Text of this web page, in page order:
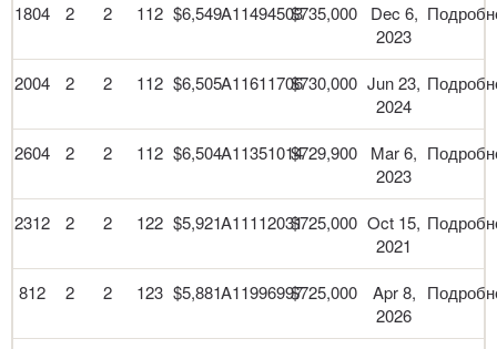
1804 2 2 112 $6,549A11494503$735,000
Dec 6,
2023
2004 2 2 112 $6,505A11611706$730,000 Jun 23,
2024
2604 2 2 112 $6,504A11351014$729,900
Mar 6,
2023
2312 2 2 122 $5,921A11112031$725,000 Oct 15,
2021
812 2 2 123 $5,881A11996997$725,000
Apr 8,
2026